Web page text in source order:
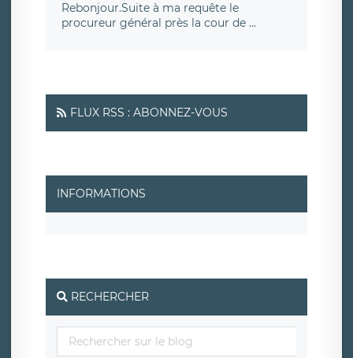
Rebonjour.Suite à ma requête le
procureur général près la cour de ...
FLUX RSS : ABONNEZ-VOUS
INFORMATIONS
RECHERCHER